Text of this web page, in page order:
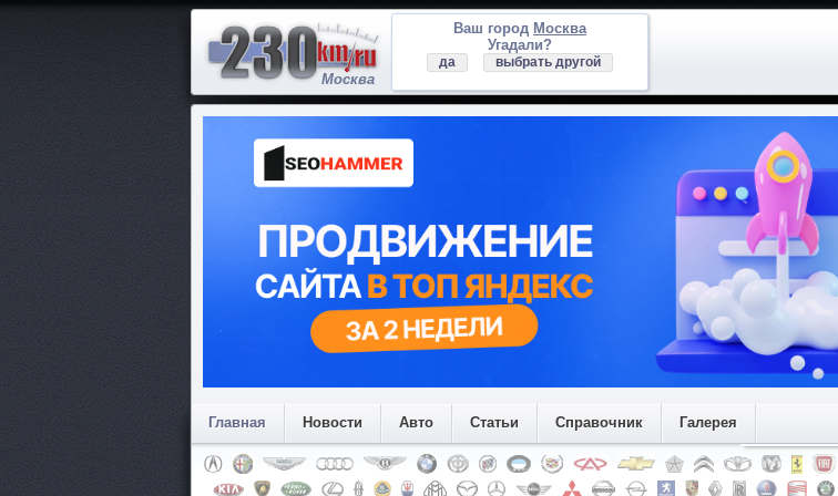
Москва
Ваш город Москва
Угадали?
да выбрать другой
Главная Новости Авто Статьи Справочник Галерея